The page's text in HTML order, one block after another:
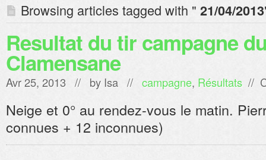
Browsing articles tagged with " 21/04/2013
Resultat du tir campagne
Clamensane
Avr 25, 2013 // by Isa // campagne, Résultats //
Neige et 0° au rendez-vous le matin.
connues + 12 inconnues)